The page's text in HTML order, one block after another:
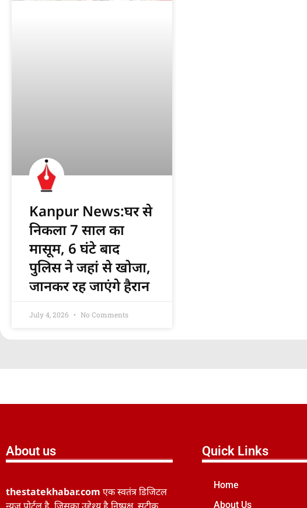
Kanpur News:घर से
निकला 7 साल का
मासूम, 6 घंटे बाद
पुलिस ने जहां से खोजा,
जानकर रह जाएंगे हैरान
July 4, 2026 No Comments
About us
thestatekhabar.com एक स्वतंत्र डिजिटल
न्यूज़ पोर्टल है, जिसका उद्देश्य है निष्पक्ष, सटीक
Quick Links
Home
About Us